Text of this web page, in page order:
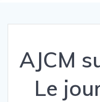
AJCM
Le